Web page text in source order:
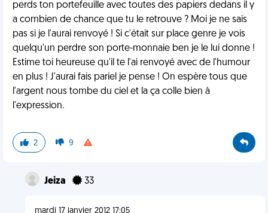
perds ton portefeuille avec toutes des papiers dedans il y
a combien de chance que tu le retrouve ? Moi je ne sais
pas si je l'aurai renvoyé ! Si c'était sur place genre je vois
quelqu'un perdre son porte-monnaie ben je le lui donne !
Estime toi heureuse qu'il te l'ai renvoyé avec de l'humour
en plus ! J'aurai fais pariel je pense ! On espère tous que
l'argent nous tombe du ciel et la ça colle bien à
l'expression.
2 9
Jeiza 33
mardi 17 janvier 2012 17:05